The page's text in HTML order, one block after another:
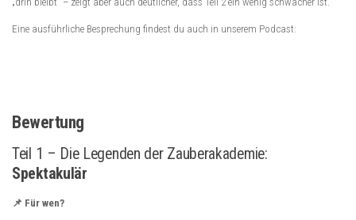
Eine ausführliche Besprechung findest du auch in unserem Podcast:
Bewertung
Teil 1 – Die Legenden der Zauberakademie:
Spektakulär
📌 Für wen?